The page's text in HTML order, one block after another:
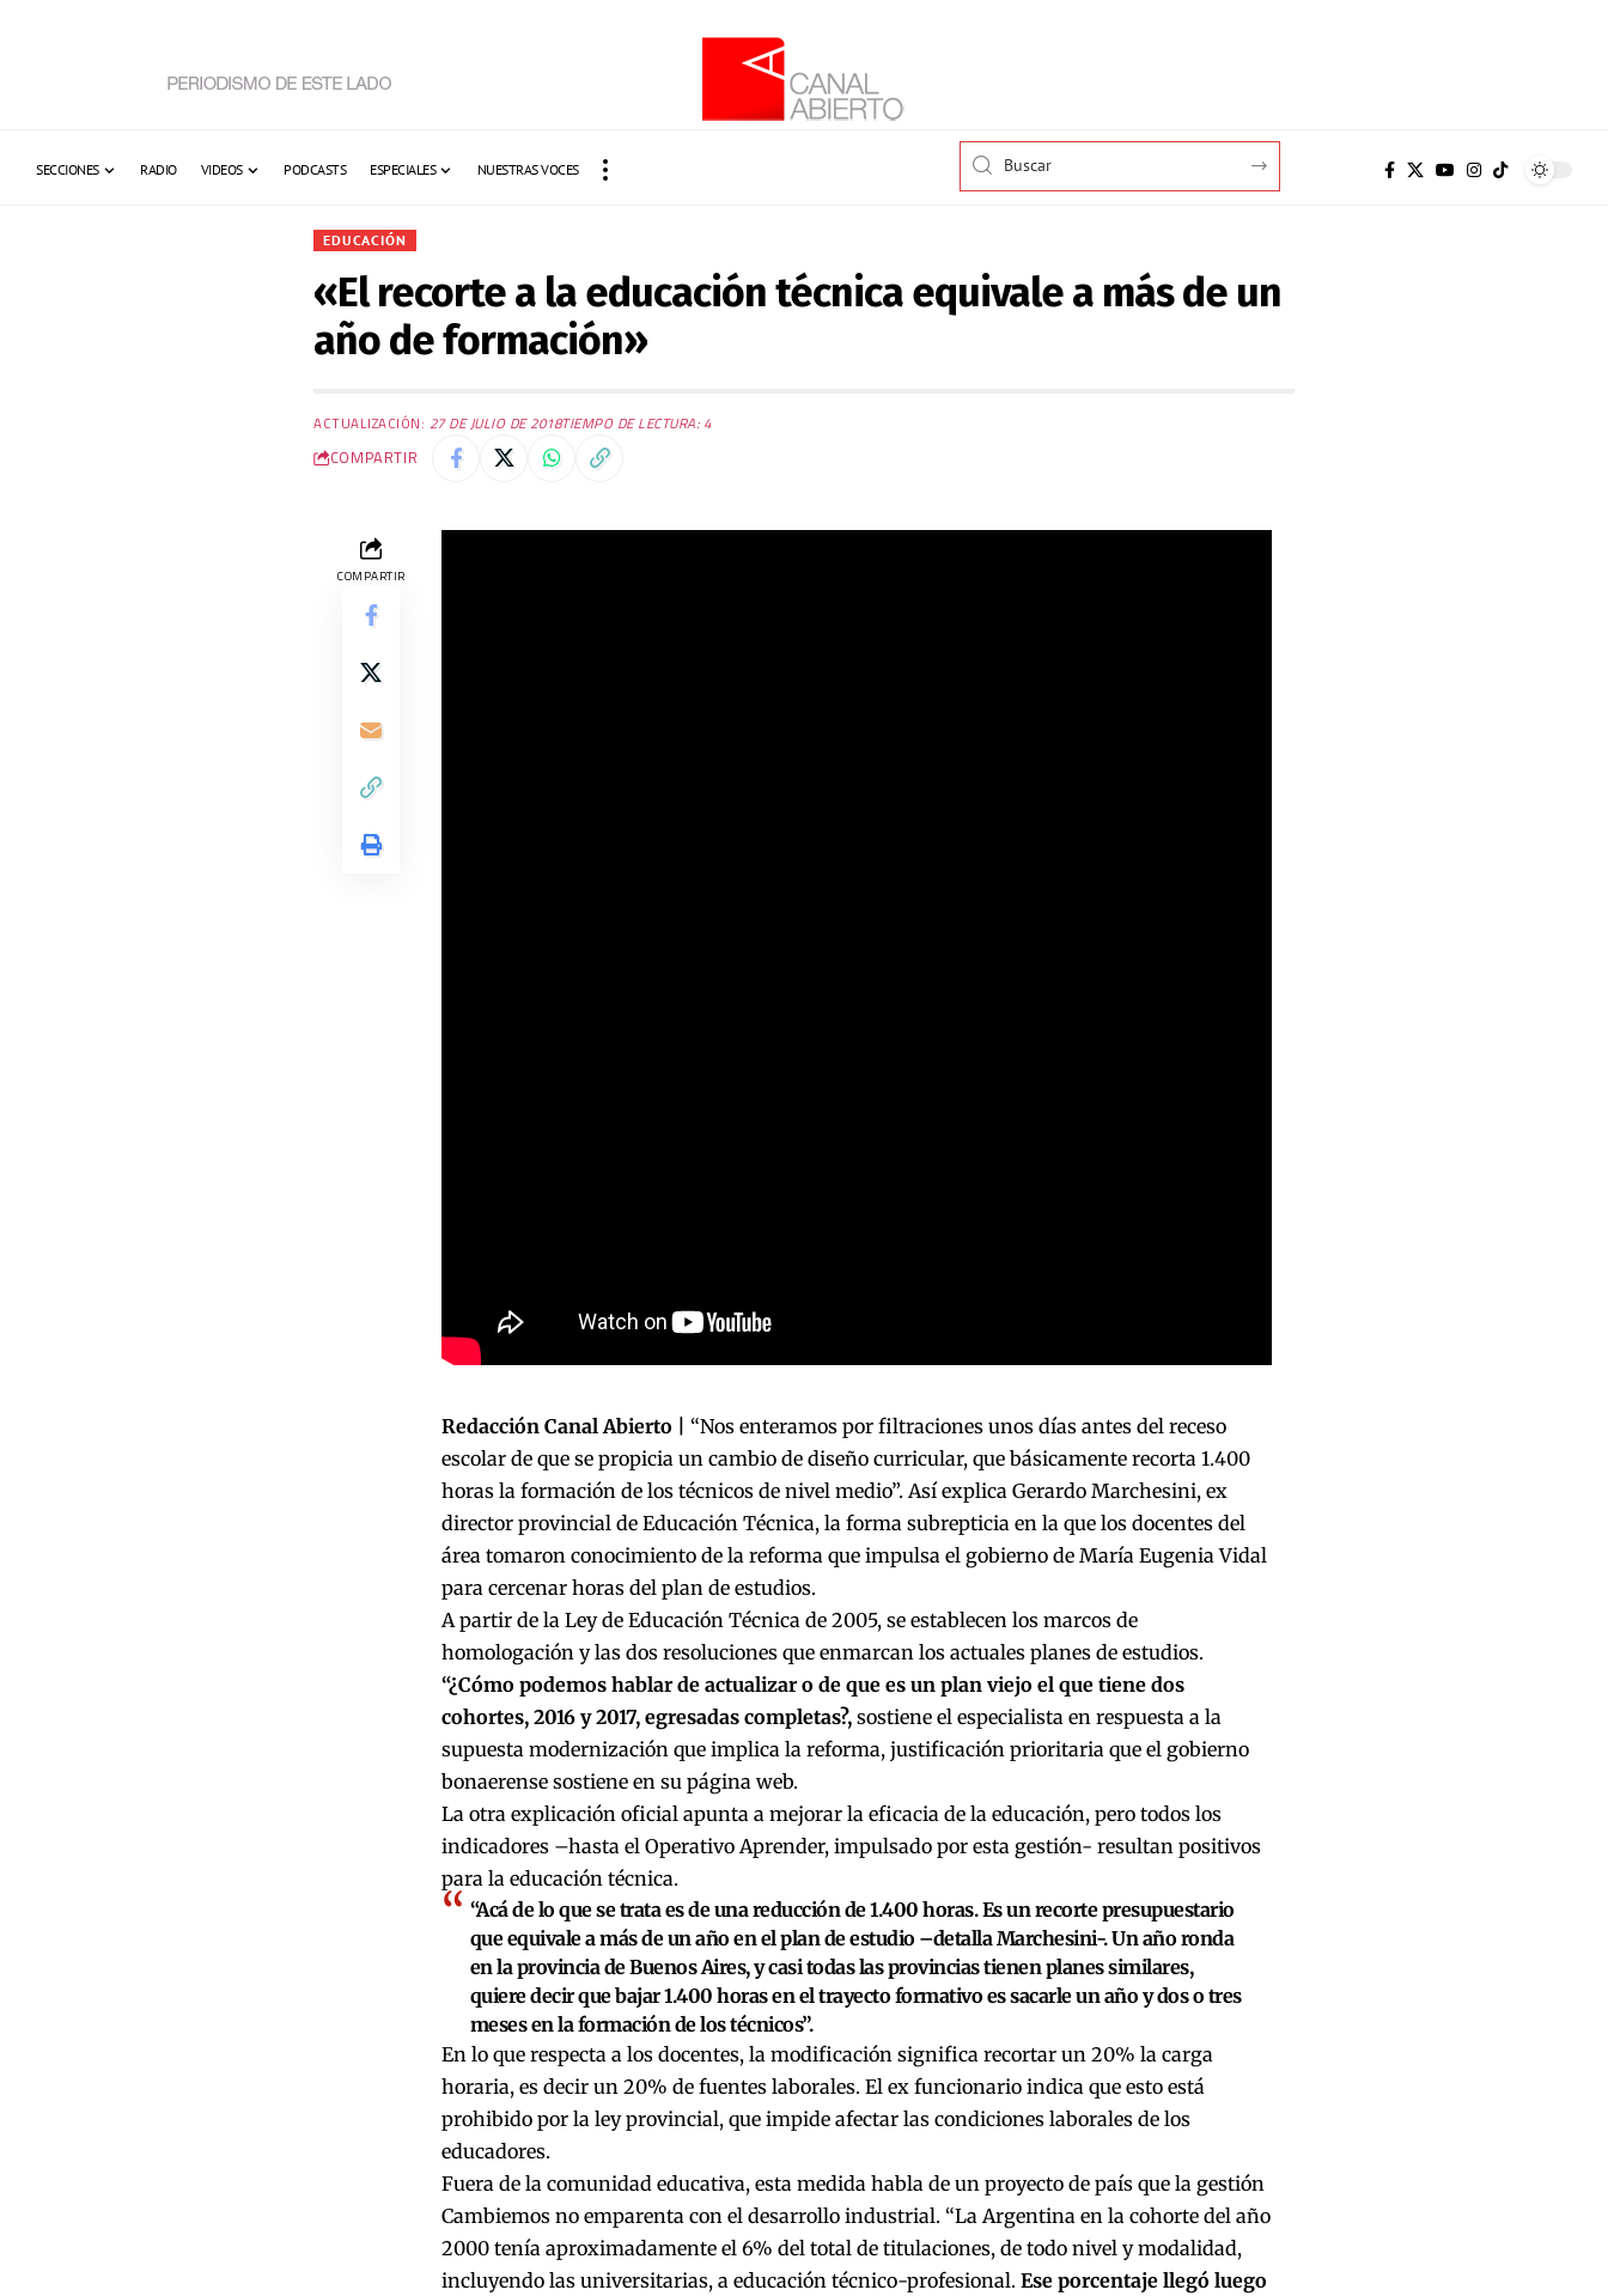
SECCIONES RADIO VIDEOS PODCASTS ESPECIALES NUESTRAS VOCES
EDUCACIÓN
«El recorte a la educación técnica equivale a más de un
año de formación»
ACTUALIZACIÓN: 27 DE JULIO DE 2018TIEMPO DE LECTURA: 4
COMPARTIR
COMPARTIR
Redacción Canal Abierto |
“Nos enteramos por filtraciones unos días antes del receso
escolar de que se propicia un cambio de diseño curricular, que básicamente recorta 1.400
horas la formación de los técnicos de nivel medio”. Así explica Gerardo Marchesini, ex
director provincial de Educación Técnica, la forma subrepticia en la que los docentes del
área tomaron conocimiento de la reforma que impulsa el gobierno de María Eugenia Vidal
para cercenar horas del plan de estudios.
A partir de la Ley de Educación Técnica de 2005, se establecen los marcos de
homologación y las dos resoluciones que enmarcan los actuales planes de estudios.
“¿Cómo podemos hablar de actualizar o de que es un plan viejo el que tiene dos
cohortes, 2016 y 2017, egresadas completas?,sostiene el especialista en respuesta a la
supuesta modernización que implica la reforma, justificación prioritaria que el gobierno
bonaerense sostiene en su página web.
La otra explicación oficial apunta a mejorar la eficacia de la educación, pero todos los
indicadores –hasta el Operativo Aprender, impulsado por esta gestión- resultan positivos
para la educación técnica.
“Acá de lo que se trata es de una reducción de 1.400 horas. Es un recorte presupuestario
que equivale a más de un año en el plan de estudio –detalla Marchesini-. Un año ronda
en la provincia de Buenos Aires, y casi todas las provincias tienen planes similares,
quiere decir que bajar 1.400 horas en el trayecto formativo es sacarle un año y dos o tres
meses en la formación de los técnicos”.
En lo que respecta a los docentes, la modificación significa recortar un 20% la carga
horaria, es decir un 20% de fuentes laborales. El ex funcionario indica que esto está
prohibido por la ley provincial, que impide afectar las condiciones laborales de los
educadores.
Fuera de la comunidad educativa, esta medida habla de un proyecto de país que la gestión
Cambiemos no emparenta con el desarrollo industrial. “La Argentina en la cohorte del año
2000 tenía aproximadamente el 6% del total de titulaciones, de todo nivel y modalidad,
incluyendo las universitarias, a educación técnico-profesional. Ese porcentaje llegó luego